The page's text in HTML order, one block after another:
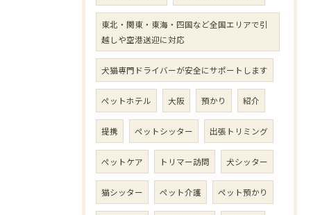
東北・関東・東海・四国など全国エリアで引
越しや空港送迎に対応
犬猫専門ドライバーが安全にサポートします
ペットホテル 大阪 預かり 紹介
提携 ペットシッター 出張トリミング
ペットケア トリマー訪問 犬シッター
猫シッター ペット介護 ペット預かり